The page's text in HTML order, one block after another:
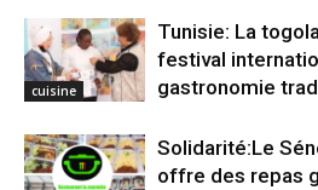
cuisine
Tunisie: La
festival
gastronomie
Solidarité:Le
offre des repas